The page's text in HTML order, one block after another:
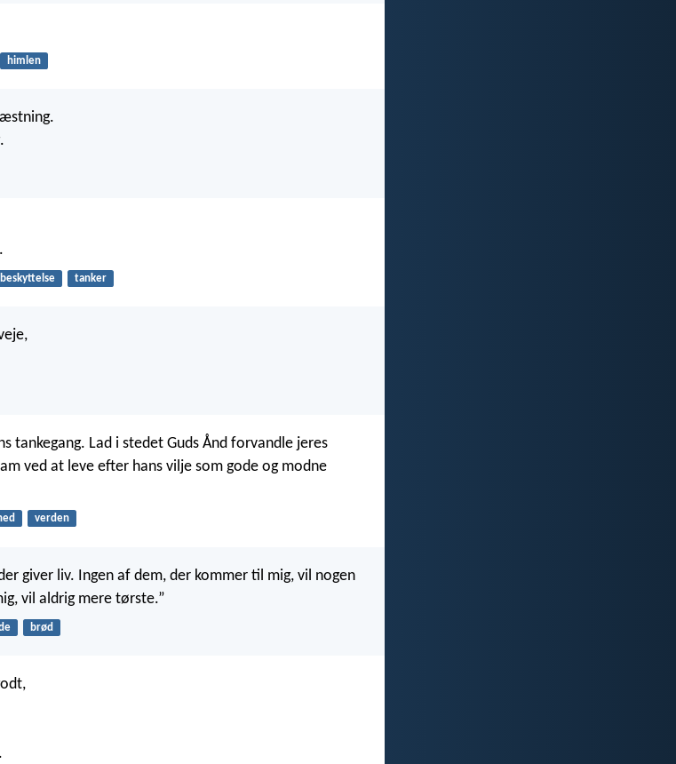
himlen
beskyttelse tanker
tankegang. Lad i stedet Guds Ånd forvandle jeres
ved at leve efter hans vilje som gode og modne
verden
giver liv. Ingen af dem, der kommer til mig, vil nogen
vil aldrig mere tørste.”
brød